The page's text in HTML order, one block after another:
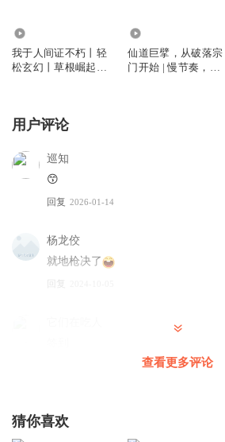
我于人间证不朽丨轻
松玄幻丨草根崛起丨
仙道巨擘，从破落宗
门开始 | 慢节奏，智
用户评论
巡知
😙
回复 2026-01-14
杨龙佼
就地枪决了
回复
查看更多评论
猜你喜欢